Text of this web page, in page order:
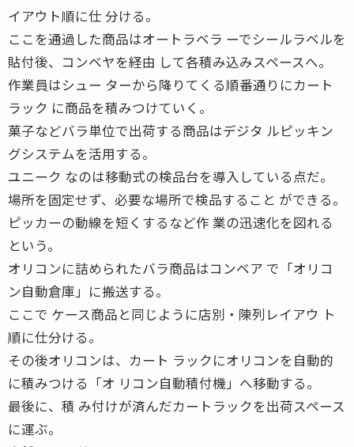
イアウト順に仕 分ける。
ここを通過した商品はオートラベラ ーでシールラベルを
貼付後、コンベヤを経由 して各積み込みスペースへ。
作業員はシュー ターから降りてくる順番通りにカート
ラック に商品を積みつけていく。
菓子などバラ単位で出荷する商品はデジタ ルピッキン
グシステムを活用する。
ユニーク なのは移動式の検品台を導入している点だ。
場所を固定せず、必要な場所で検品すること ができる。
ピッカーの動線を短くするなど作 業の迅速化を図れる
という。
オリコンに詰められたバラ商品はコンベア で「オリコ
ン自動倉庫」に搬送する。
ここで ケース商品と同じように店別・陳列レイアウ ト
順に仕分ける。
その後オリコンは、カート ラックにオリコンを自動的
に積みつける「オ リコン自動積付機」へ移動する。
最後に、積 み付けが済んだカートラックを出荷スペース
に運ぶ。